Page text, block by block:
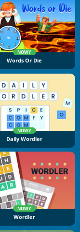
NOWY
Words Or Die
NOWY
Daily Wordler
NOWY
Wordler